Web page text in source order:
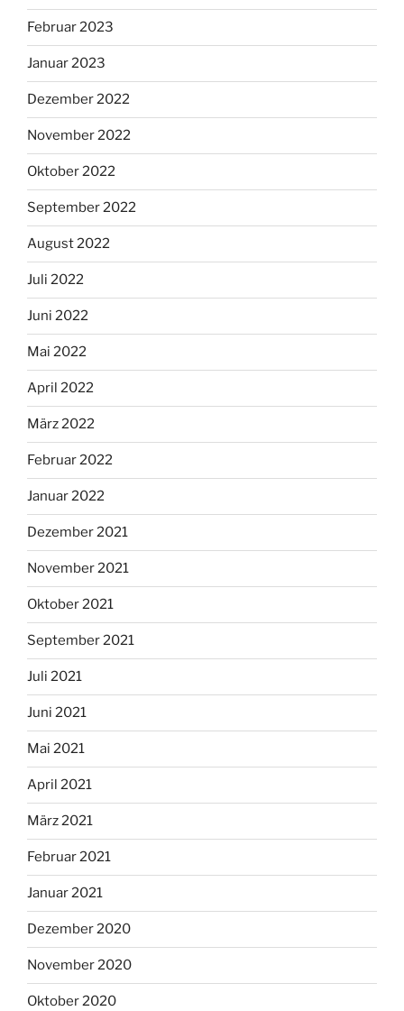
Februar 2023
Januar 2023
Dezember 2022
November 2022
Oktober 2022
September 2022
August 2022
Juli 2022
Juni 2022
Mai 2022
April 2022
März 2022
Februar 2022
Januar 2022
Dezember 2021
November 2021
Oktober 2021
September 2021
Juli 2021
Juni 2021
Mai 2021
April 2021
März 2021
Februar 2021
Januar 2021
Dezember 2020
November 2020
Oktober 2020